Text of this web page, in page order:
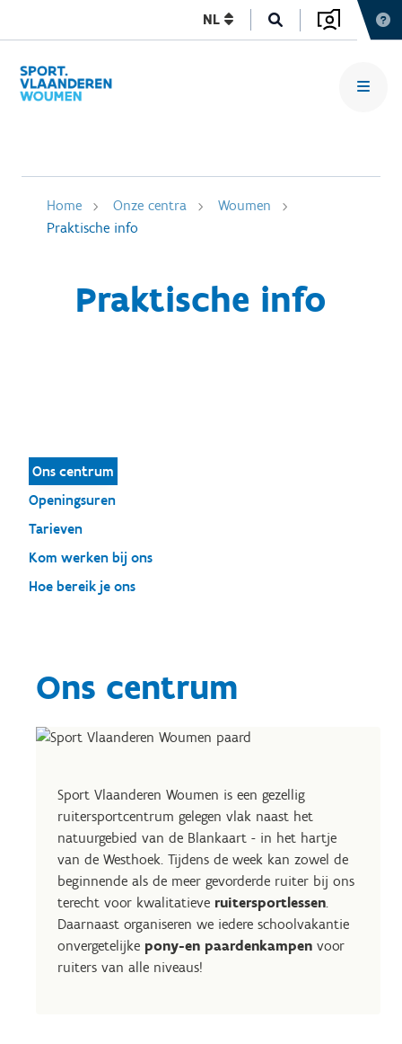
NL
Home Onze centra
Woumen
Praktische info
Praktische info
Ons centrum
Openingsuren
Tarieven
Kom werken bij ons
Hoe bereik je ons
Ons centrum
Sport Vlaanderen Woumen is een gezellig
ruitersportcentrum gelegen vlak naast het
natuurgebied van de Blankaart - in het hartje
van de Westhoek. Tijdens de week kan zowel de
beginnende als de meer gevorderde ruiter bij ons
terecht voor kwalitatieve ruitersportlessen.
Daarnaast organiseren we iedere schoolvakantie
onvergetelijke pony-en paardenkampen voor
ruiters van alle niveaus!